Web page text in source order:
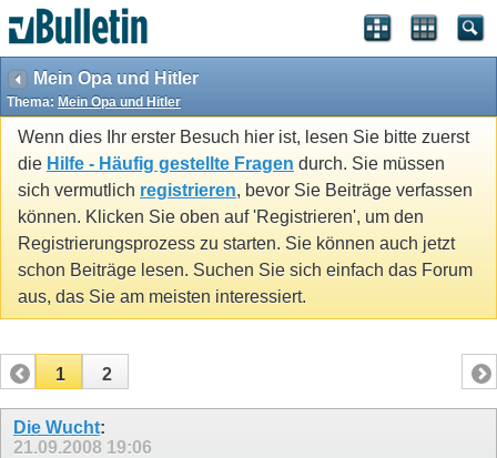
Mein Opa und Hitler
Thema: Mein Opa und Hitler
Wenn dies Ihr erster Besuch hier ist, lesen Sie bitte zuerst
die Hilfe - Häufig gestellte Fragen durch. Sie müssen
sich vermutlich registrieren, bevor Sie Beiträge verfassen
können. Klicken Sie oben auf 'Registrieren', um den
Registrierungsprozess zu starten. Sie können auch jetzt
schon Beiträge lesen. Suchen Sie sich einfach das Forum
aus, das Sie am meisten interessiert.
1 2
Die Wucht:
21.09.2008 19:06